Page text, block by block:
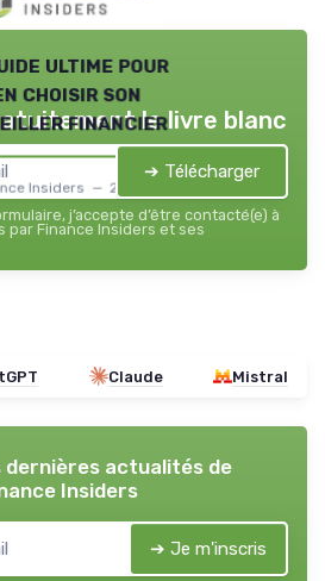
ultime pour
choisir son
financier
Insiders — 2026
le livre blanc
➔ Télécharger
j’accepte d’être contacté(e) à
par Finance Insiders et ses
Claude Mistral
dernières actualités de
Insiders
➔ Je m'inscris